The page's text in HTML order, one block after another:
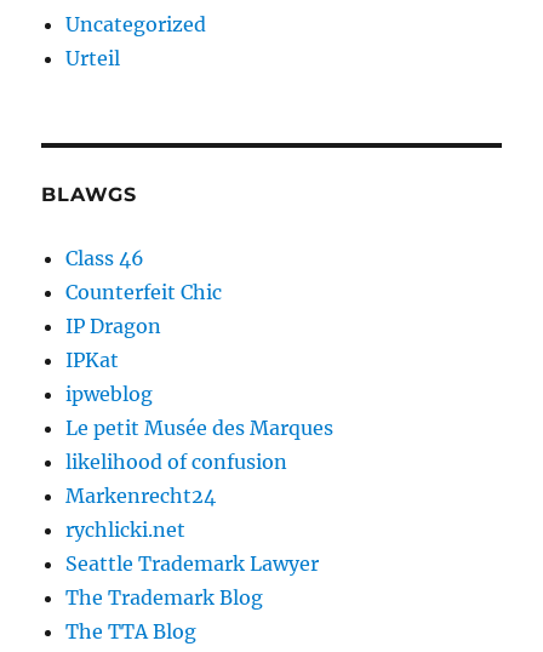
Uncategorized
Urteil
BLAWGS
Class 46
Counterfeit Chic
IP Dragon
IPKat
ipweblog
Le petit Musée des Marques
likelihood of confusion
Markenrecht24
rychlicki.net
Seattle Trademark Lawyer
The Trademark Blog
The TTA Blog